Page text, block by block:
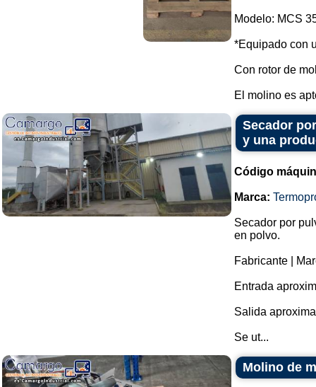
Modelo: MCS
*Equipado con
Con rotor de
El molino es
Secador
y una
Código
Marca:
Secador por
en polvo.
Fabricante |
Entrada
Salida
Se ut...
Molino de